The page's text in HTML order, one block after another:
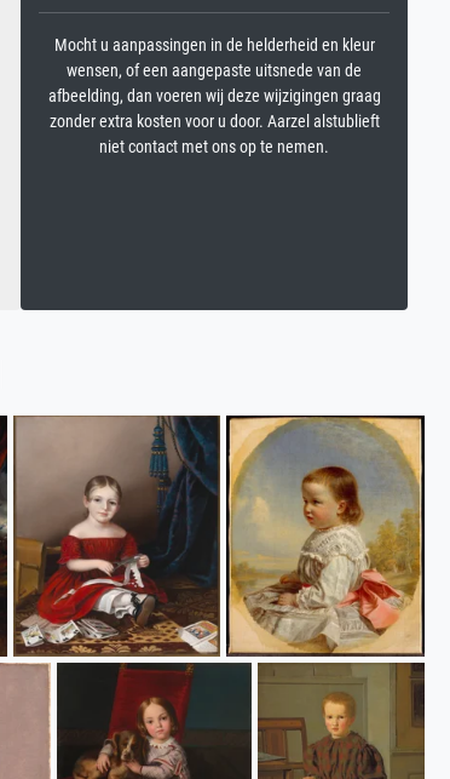
Mocht u aanpassingen in de helderheid en kleur
wensen, of een aangepaste uitsnede van de
afbeelding, dan voeren wij deze wijzigingen graag
zonder extra kosten voor u door. Aarzel alstublieft
niet contact met ons op te nemen.